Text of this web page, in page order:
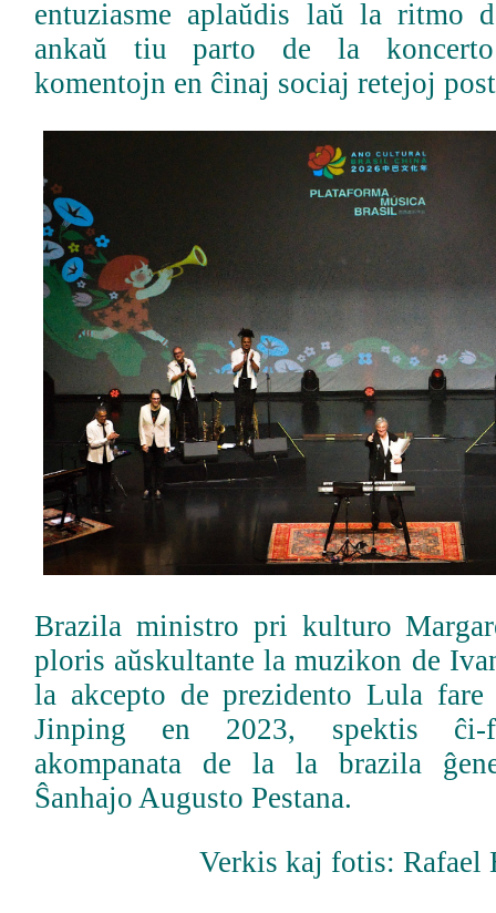
entuziasme aplaŭdis laŭ la ritmo
ankaŭ tiu parto de la
komentojn en ĉinaj sociaj retejoj
Brazila ministro pri kulturo
ploris aŭskultante la muzikon de
la akcepto de prezidento Lula
Jinping en 2023, spektis ĉi-
akompanata de la la brazila
Ŝanhajo Augusto Pestana.
Verkis kaj fotis: Rafael